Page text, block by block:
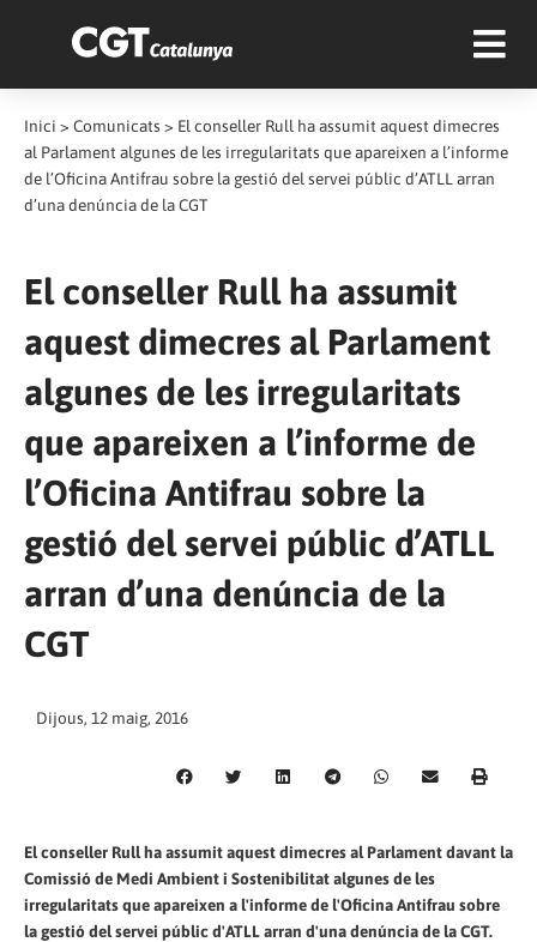
Inici > Comunicats > El conseller Rull ha assumit aquest dimecres
al Parlament algunes de les irregularitats que apareixen a l’informe
de l’Oficina Antifrau sobre la gestió del servei públic d’ATLL arran
d’una denúncia de la CGT
El conseller Rull ha assumit
aquest dimecres al Parlament
algunes de les irregularitats
que apareixen a l’informe de
l’Oficina Antifrau sobre la
gestió del servei públic d’ATLL
arran d’una denúncia de la
CGT
Dijous, 12 maig, 2016
El conseller Rull ha assumit aquest dimecres al Parlament davant la
Comissió de Medi Ambient i Sostenibilitat algunes de les
irregularitats que apareixen a l'informe de l'Oficina Antifrau sobre
la gestió del servei públic d'ATLL arran d'una denúncia de la CGT.